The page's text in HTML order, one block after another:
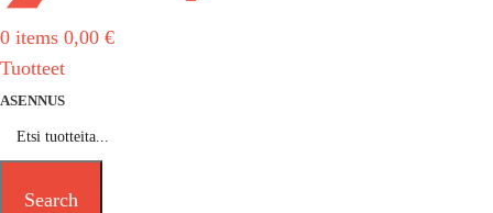
0 items 0,00 €
Tuotteet
ASENNUS
Search